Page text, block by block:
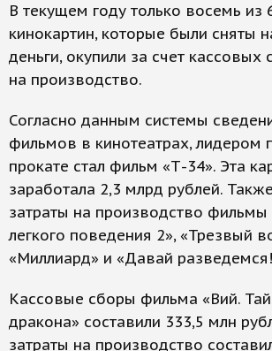
В текущем году только восемь из
кинокартин, которые были сняты
деньги, окупили за счет кассовых
на производство.
Согласно данным системы
фильмов в кинотеатрах, лидером
прокате стал фильм «Т-34». Эта
заработала 2,3 млрд рублей.
затраты на производство
легкого поведения 2», «Трезвый
«Миллиард» и «Давай
Кассовые сборы фильма «Вий.
дракона» составили 333,5 млн
затраты на производство